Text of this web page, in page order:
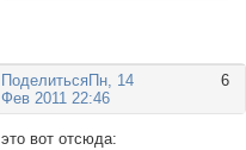
Поделиться 6
Пн, 14
Фев 2011 22:46
это вот отсюда: